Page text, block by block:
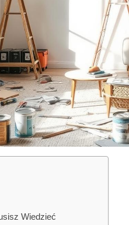
Wiedzieć